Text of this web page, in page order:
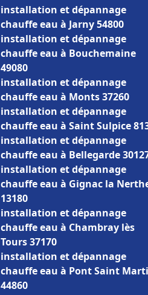
installation et dépannage
chauffe eau à Jarny 54800
installation et dépannage
chauffe eau à Bouchemaine
49080
installation et dépannage
chauffe eau à Monts 37260
installation et dépannage
chauffe eau à Saint Sulpice
installation et dépannage
chauffe eau à Bellegarde
installation et dépannage
chauffe eau à Gignac la
13180
installation et dépannage
chauffe eau à Chambray lès
Tours 37170
installation et dépannage
chauffe eau à Pont Saint
44860